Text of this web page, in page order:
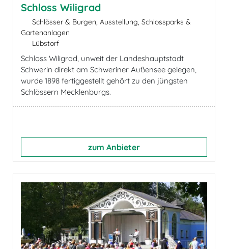
Schloss Wiligrad
Schlösser & Burgen, Ausstellung, Schlossparks &
Gartenanlagen
Lübstorf
Schloss Wiligrad, unweit der Landeshauptstadt
Schwerin direkt am Schweriner Außensee gelegen,
wurde 1898 fertiggestellt gehört zu den jüngsten
Schlössern Mecklenburgs.
zum Anbieter